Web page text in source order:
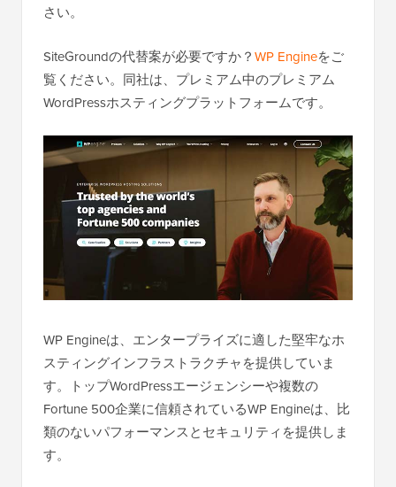
さい。
SiteGroundの代替案が必要ですか？WP Engineをご
覧ください。同社は、プレミアム中のプレミアム
WordPressホスティングプラットフォームです。
WP Engineは、エンタープライズに適した堅牢なホ
スティングインフラストラクチャを提供していま
す。トップWordPressエージェンシーや複数の
Fortune 500企業に信頼されているWP Engineは、比
類のないパフォーマンスとセキュリティを提供しま
す。